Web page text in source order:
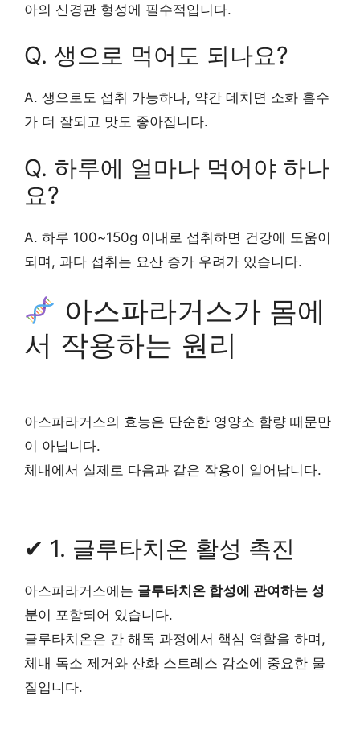
아의 신경관 형성에 필수적입니다.
Q. 생으로 먹어도 되나요?
A. 생으로도 섭취 가능하나, 약간 데치면 소화 흡수
가 더 잘되고 맛도 좋아집니다.
Q. 하루에 얼마나 먹어야 하나
요?
A. 하루 100~150g 이내로 섭취하면 건강에 도움이
되며, 과다 섭취는 요산 증가 우려가 있습니다.
아스파라거스가 몸에
서 작용하는 원리
아스파라거스의 효능은 단순한 영양소 함량 때문만
이 아닙니다.
체내에서 실제로 다음과 같은 작용이 일어납니다.
✔ 1. 글루타치온 활성 촉진
아스파라거스에는 글루타치온 합성에 관여하는 성
분이 포함되어 있습니다.
글루타치온은 간 해독 과정에서 핵심 역할을 하며,
체내 독소 제거와 산화 스트레스 감소에 중요한 물
질입니다.